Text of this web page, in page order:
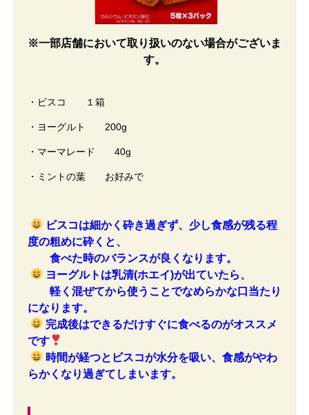
※一部店舗において取り扱いのない場合がございま
す。
・ビスコ １箱
・ヨーグルト 200g
・マーマレード 40g
・ミントの葉 お好みで
ビスコは細かく砕き過ぎず、少し食感が残る程
度の粗めに砕くと、
食べた時のバランスが良くなります。
ヨーグルトは乳清(ホエイ)が出ていたら、
軽く混ぜてから使うことでなめらかな口当たり
になります。
完成後はできるだけすぐに食べるのがオススメ
です
時間が経つとビスコが水分を吸い、食感がやわ
らかくなり過ぎてしまいます。